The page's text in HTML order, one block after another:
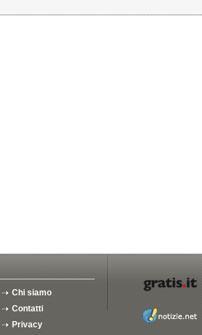
Chi siamo
Contatti
Privacy